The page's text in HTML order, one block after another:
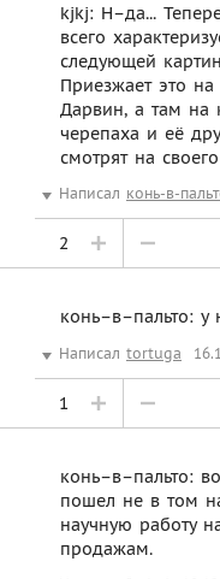
kjkj: Н–да...
всего
следующей
Приезжает это на
Дарвин, а там на
черепаха и её
смотрят на
Написал конь-в-
2
конь–в–пальто: у
Написал tortuga
1
конь–в–пальто:
пошел не в том
научную работу
продажам.